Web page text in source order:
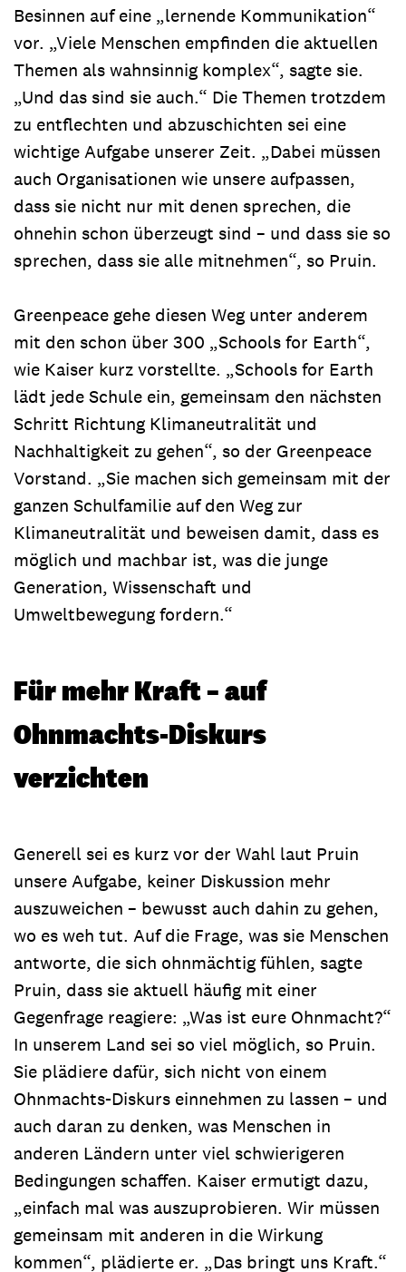
Besinnen auf eine „lernende Kommunikation“
vor. „Viele Menschen empfinden die aktuellen
Themen als wahnsinnig komplex“, sagte sie.
„Und das sind sie auch.“ Die Themen trotzdem
zu entflechten und abzuschichten sei eine
wichtige Aufgabe unserer Zeit. „Dabei müssen
auch Organisationen wie unsere aufpassen,
dass sie nicht nur mit denen sprechen, die
ohnehin schon überzeugt sind – und dass sie so
sprechen, dass sie alle mitnehmen“, so Pruin.
Greenpeace gehe diesen Weg unter anderem
mit den schon über 300 „Schools for Earth“,
wie Kaiser kurz vorstellte. „Schools for Earth
lädt jede Schule ein, gemeinsam den nächsten
Schritt Richtung Klimaneutralität und
Nachhaltigkeit zu gehen“, so der Greenpeace
Vorstand. „Sie machen sich gemeinsam mit der
ganzen Schulfamilie auf den Weg zur
Klimaneutralität und beweisen damit, dass es
möglich und machbar ist, was die junge
Generation, Wissenschaft und
Umweltbewegung fordern.“
Für mehr Kraft – auf
Ohnmachts-Diskurs
verzichten
Generell sei es kurz vor der Wahl laut Pruin
unsere Aufgabe, keiner Diskussion mehr
auszuweichen – bewusst auch dahin zu gehen,
wo es weh tut. Auf die Frage, was sie Menschen
antworte, die sich ohnmächtig fühlen, sagte
Pruin, dass sie aktuell häufig mit einer
Gegenfrage reagiere: „Was ist eure Ohnmacht?“
In unserem Land sei so viel möglich, so Pruin.
Sie plädiere dafür, sich nicht von einem
Ohnmachts-Diskurs einnehmen zu lassen – und
auch daran zu denken, was Menschen in
anderen Ländern unter viel schwierigeren
Bedingungen schaffen. Kaiser ermutigt dazu,
„einfach mal was auszuprobieren. Wir müssen
gemeinsam mit anderen in die Wirkung
kommen“, plädierte er. „Das bringt uns Kraft.“